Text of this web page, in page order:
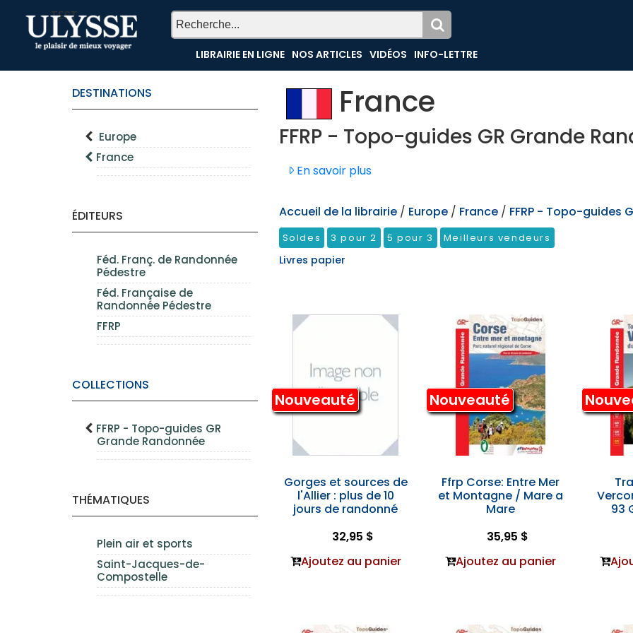
TEST
LIBRAIRIE EN LIGNE NOS ARTICLES VIDÉOS INFO-LETTRE
DESTINATIONS
Europe
France
ÉDITEURS
Féd. Franç. de Randonnée
Pédestre
Féd. Française de
Randonnée Pédestre
FFRP
COLLECTIONS
FFRP - Topo-guides GR
Grande Randonnée
THÉMATIQUES
Plein air et sports
Saint-Jacques-de-
Compostelle
France
FFRP - Topo-guides GR Grande
En savoir plus
Accueil de la librairie / Europe / France / FFRP - Topo-guides
Soldes 3 pour 2 5 pour 3 Meilleurs vendeurs
Livres papier
Nouveauté
Gorges et sources de
l'Allier : plus de 10
jours de randonné
32,95 $
Ajoutez au panier
Nouveauté
Ffrp Corse: Entre Mer
et Montagne / Mare a
Mare
35,95 $
Ajoutez au panier
93